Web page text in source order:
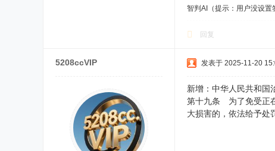
智判AI（提示：用户没设置
回复
5208ccVIP 发表于 2025-11-20
新增：中华人民共和国
第十九条 为了免受正
大损害的，依法给予处